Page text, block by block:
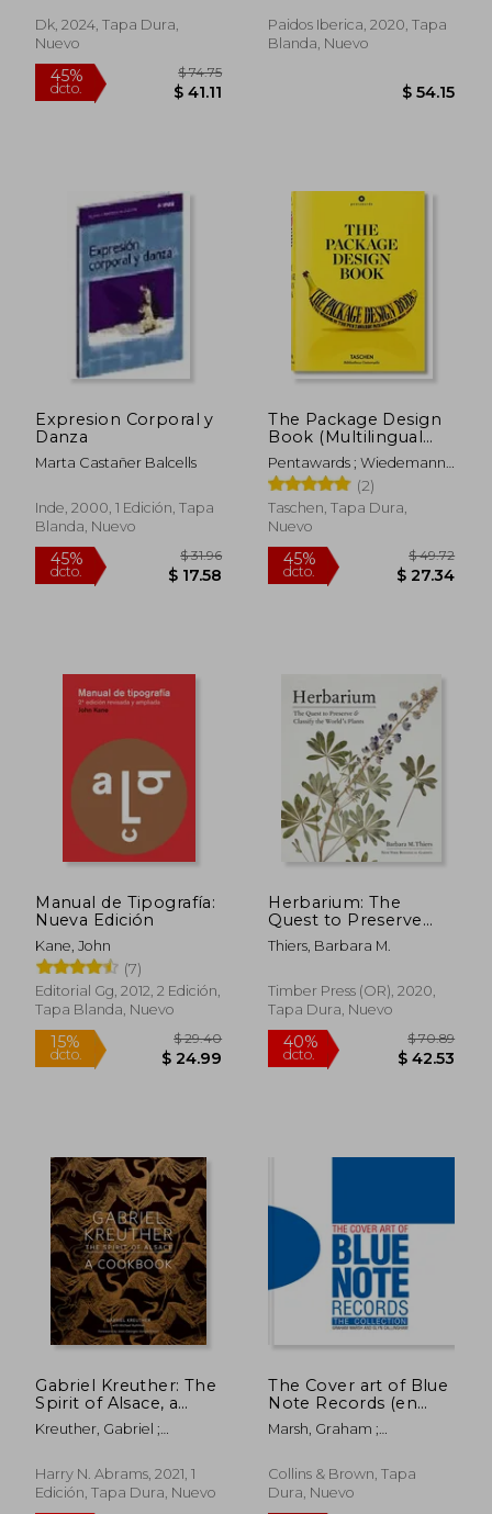
45%
dcto. $ 29.84 $
Dk, 2024, Tapa Dura,
Nuevo
dcto. $ 41.11
Paidos Iberica, 2020, Tapa
Blanda, Nuevo
$
Expresion Corporal y
Danza
Marta Castañer Balcells
Inde, 2000, 1 Edición, Tapa
Blanda, Nuevo
The Package Design
Book (Multilingual
Edition) (en Inglés)
Pentawards ; Wiedemann,
Julius
(2)
Taschen, Tapa Dura,
Nuevo
Manual de Tipografía:
Nueva Edición
Kane, John
(7)
Editorial Gg, 2012, 2 Edición,
Tapa Blanda, Nuevo
Herbarium: The
Quest to Preserve
and Classify the
World'S Plants (en
Thiers, Barbara M.
Timber Press (OR), 2020,
Tapa Dura, Nuevo
Gabriel Kreuther: The
Spirit of Alsace, a
Cookbook (en Inglés)
Kreuther, Gabriel ;
Evan
Harry N. Abrams, 2021, 1
Edición, Tapa Dura, Nuevo
The Cover art of Blue
Note Records (en
Inglés)
Marsh, Graham ;
Collins & Brown, Tapa
Dura, Nuevo